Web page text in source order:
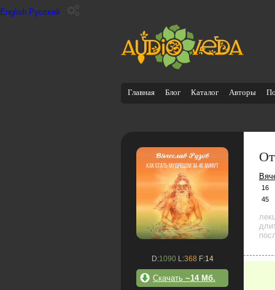
English Русский
Главная Блог Каталог Авторы
D:1090L:368F:14
Скачать ~14 Мб.
16
45